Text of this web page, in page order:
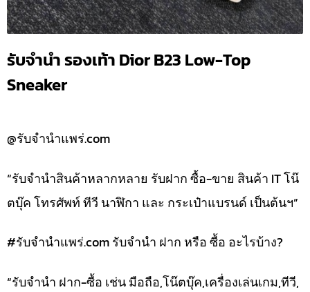
รับจำนำ รองเท้า Dior B23 Low-Top
Sneaker
@รับจำนำแพร่.com
“รับจำนำสินค้าหลากหลาย รับฝาก ซื้อ-ขาย สินค้า IT โน๊
ตบุ๊ค โทรศัพท์ ทีวี นาฬิกา และ กระเป๋าแบรนด์ เป็นต้นฯ”
#รับจํานําแพร่.com รับจำนำ ฝาก หรือ ซื้อ อะไรบ้าง?
“รับจำนำ ฝาก-ซื้อ เช่น มือถือ,โน๊ตบุ๊ค,เครื่องเล่นเกม,ทีวี,